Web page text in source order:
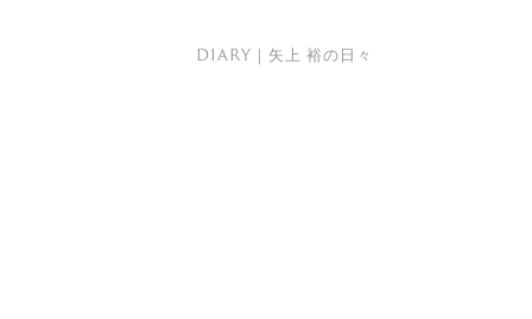
DIARY｜矢上 裕の日々